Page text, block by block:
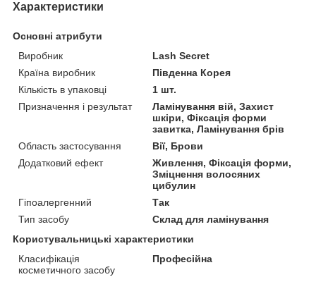
Характеристики
Основні атрибути
Виробник
Lash Secret
Країна виробник
Південна Корея
Кількість в упаковці
1 шт.
Призначення і результат
Ламінування вій, Захист
шкіри, Фіксація форми
завитка, Ламінування брів
Область застосування
Вії, Брови
Додатковий ефект
Живлення, Фіксація форми,
Зміцнення волосяних
цибулин
Гіпоалергенний
Так
Тип засобу
Склад для ламінування
Користувальницькі характеристики
Класифікація
косметичного засобу
Професійна